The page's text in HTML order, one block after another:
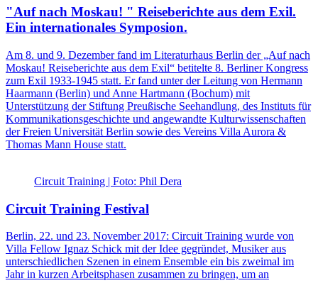
"Auf nach Moskau! " Reiseberichte aus dem Exil.
Ein internationales Symposion.
Am 8. und 9. Dezember fand im Literaturhaus Berlin der „Auf nach
Moskau! Reiseberichte aus dem Exil“ betitelte 8. Berliner Kongress
zum Exil 1933-1945 statt. Er fand unter der Leitung von Hermann
Haarmann (Berlin) und Anne Hartmann (Bochum) mit
Unterstützung der Stiftung Preußische Seehandlung, des Instituts für
Kommunikationsgeschichte und angewandte Kulturwissenschaften
der Freien Universität Berlin sowie des Vereins Villa Aurora &
Thomas Mann House statt.
Circuit Training | Foto: Phil Dera
Circuit Training Festival
Berlin, 22. und 23. November 2017: Circuit Training wurde von
Villa Fellow Ignaz Schick mit der Idee gegründet, Musiker aus
unterschiedlichen Szenen in einem Ensemble ein bis zweimal im
Jahr in kurzen Arbeitsphasen zusammen zu bringen, um an